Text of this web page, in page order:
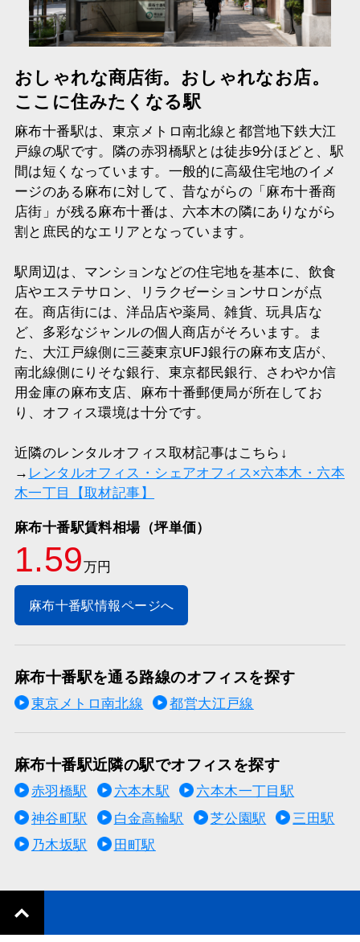
おしゃれな商店街。おしゃれなお店。
ここに住みたくなる駅
麻布十番駅は、東京メトロ南北線と都営地下鉄大江
戸線の駅です。隣の赤羽橋駅とは徒歩9分ほどと、駅
間は短くなっています。一般的に高級住宅地のイメ
ージのある麻布に対して、昔ながらの「麻布十番商
店街」が残る麻布十番は、六本木の隣にありながら
割と庶民的なエリアとなっています。
駅周辺は、マンションなどの住宅地を基本に、飲食
店やエステサロン、リラクゼーションサロンが点
在。商店街には、洋品店や薬局、雑貨、玩具店な
ど、多彩なジャンルの個人商店がそろいます。ま
た、大江戸線側に三菱東京UFJ銀行の麻布支店が、
南北線側にりそな銀行、東京都民銀行、さわやか信
用金庫の麻布支店、麻布十番郵便局が所在してお
り、オフィス環境は十分です。
近隣のレンタルオフィス取材記事はこちら↓
→ レンタルオフィス・シェアオフィス×六本木・六本
木一丁目【取材記事】
麻布十番駅賃料相場（坪単価）
1.59万円
麻布十番駅情報ページへ
麻布十番駅を通る路線のオフィスを探す
東京メトロ南北線 都営大江戸線
麻布十番駅近隣の駅でオフィスを探す
赤羽橋駅 六本木駅
六本木一丁目駅
神谷町駅
白金高輪駅 芝公園駅
三田駅
乃木坂駅
田町駅